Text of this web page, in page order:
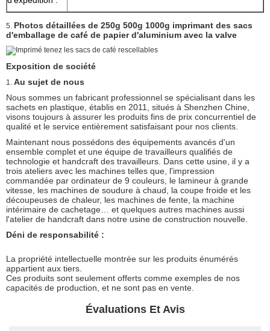
5. Photos détaillées de 250g 500g 1000g imprimant des sacs
d'emballage de café de papier d'aluminium avec la valve
Exposition de société
1. Au sujet de nous
Nous sommes un fabricant professionnel se spécialisant dans les
sachets en plastique, établis en 2011, situés à Shenzhen Chine,
visons toujours à assurer les produits fins de prix concurrentiel de
qualité et le service entièrement satisfaisant pour nos clients.
Maintenant nous possédons des équipements avancés d'un
ensemble complet et une équipe de travailleurs qualifiés de
technologie et handcraft des travailleurs. Dans cette usine, il y a
trois ateliers avec les machines telles que, l'impression
commandée par ordinateur de 9 couleurs, le lamineur à grande
vitesse, les machines de soudure à chaud, la coupe froide et les
découpeuses de chaleur, les machines de fente, la machine
intérimaire de cachetage… et quelques autres machines aussi
l'atelier de handcraft dans notre usine de construction nouvelle.
Déni de responsabilité :
La propriété intellectuelle montrée sur les produits énumérés
appartient aux tiers.
Ces produits sont seulement offerts comme exemples de nos
capacités de production, et ne sont pas en vente.
Évaluations Et Avis